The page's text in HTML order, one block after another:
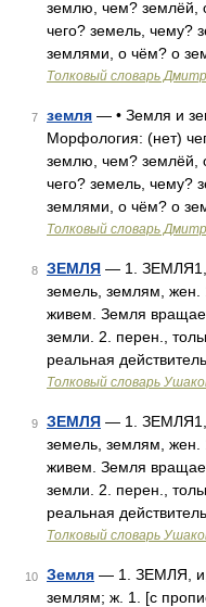
землю, чем? землёй,
чего? земель, чему?
землями, о чём? о
Толковый словарь
7 земля — • Земля и
Морфология: (нет)
землю, чем? землёй,
чего? земель, чему?
землями, о чём? о
Толковый словарь
8 ЗЕМЛЯ — 1. ЗЕМЛЯ1,
земель, землям, жен.
живем. Земля
земли. 2. перен.,
реальная
Толковый словарь
9 ЗЕМЛЯ — 1. ЗЕМЛЯ1,
земель, землям, жен.
живем. Земля
земли. 2. перен.,
реальная
Толковый словарь
10 Земля — 1. ЗЕМЛЯ, и,
землям; ж. 1. [с